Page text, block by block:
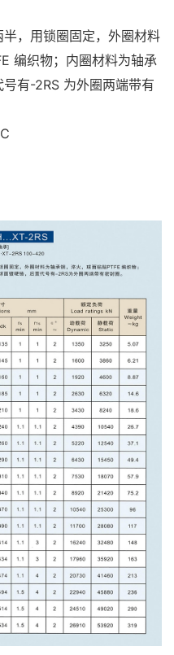
，用锁圈固定，外圈材料
编织物；内圈材料为轴承
有-2RS 为外圈两端带有